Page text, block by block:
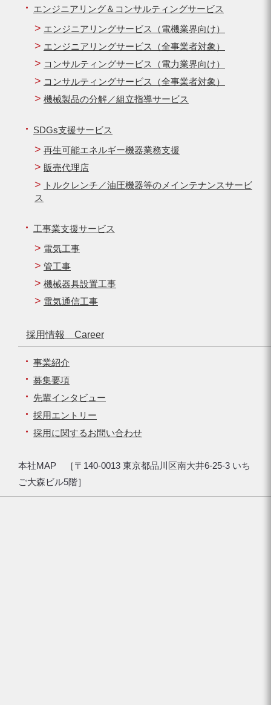
エンジニアリング＆コンサルティングサービス
エンジニアリングサービス（電機業界向け）
エンジニアリングサービス（全事業者対象）
コンサルティングサービス（電力業界向け）
コンサルティングサービス（全事業者対象）
機械製品の分解／組立指導サービス
SDGs支援サービス
再生可能エネルギー機器業務支援
販売代理店
トルクレンチ／油圧機器等のメインテナンスサービ
ス
工事業支援サービス
電気工事
管工事
機械器具設置工事
電気通信工事
採用情報 Career
事業紹介
募集要項
先輩インタビュー
採用エントリー
採用に関するお問い合わせ
本社MAP ［〒140-0013 東京都品川区南大井6-25-3 いち
ご大森ビル5階］